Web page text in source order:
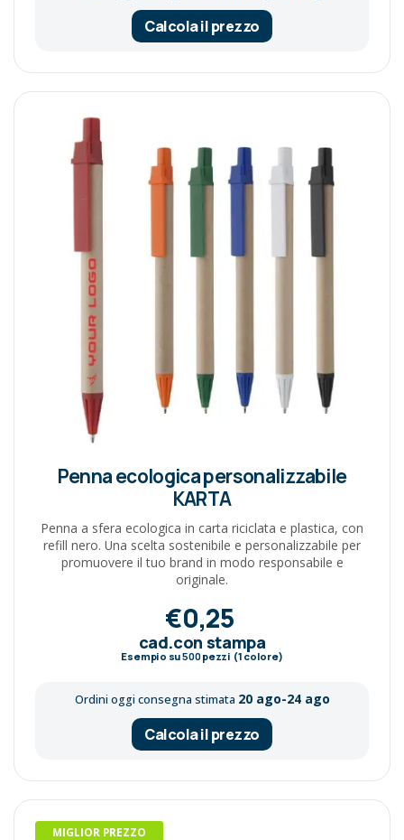
Calcola il prezzo
Penna ecologica personalizzabile
KARTA
Penna a sfera ecologica in carta riciclata e plastica, con
refill nero. Una scelta sostenibile e personalizzabile per
promuovere il tuo brand in modo responsabile e
originale.
€0,25
cad.con stampa
Esempio su500pezzi (1 colore)
Ordini oggi consegna stimata 20 ago-24 ago
Calcola il prezzo
MIGLIOR PREZZO